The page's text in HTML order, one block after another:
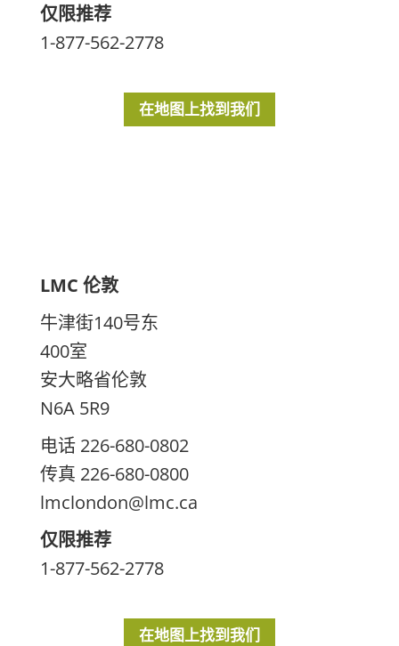
仅限推荐
1-877-562-2778
在地图上找到我们
LMC 伦敦
牛津街140号东
400室
安大略省伦敦
N6A 5R9
电话 226-680-0802
传真 226-680-0800
lmclondon@lmc.ca
仅限推荐
1-877-562-2778
在地图上找到我们